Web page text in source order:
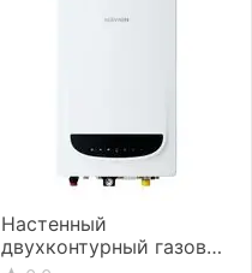
Настенный
двухконтурный газовый